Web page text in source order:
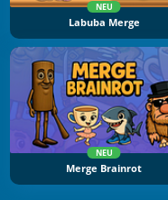
NEU
Labuba Merge
NEU
Merge Brainrot